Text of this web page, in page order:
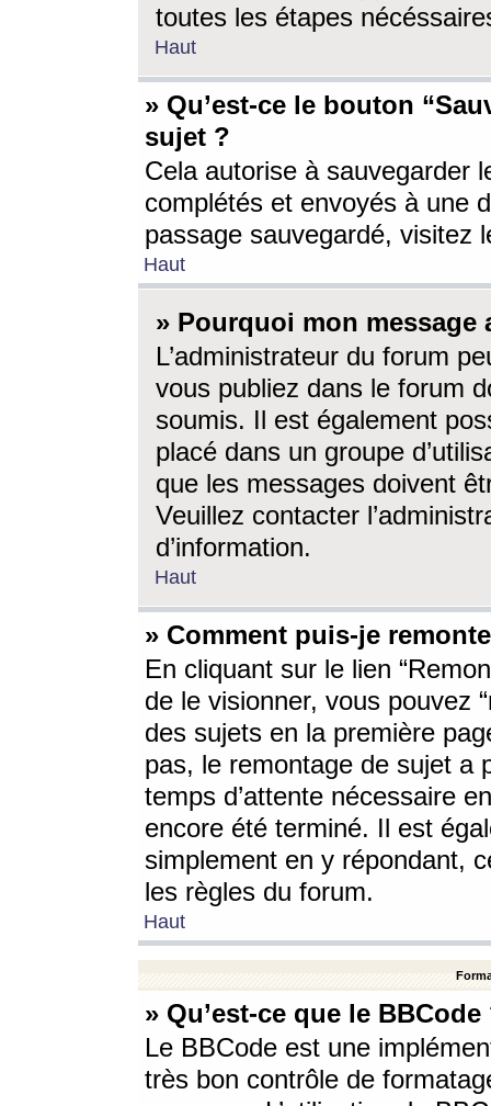
toutes les étapes
Haut
» Qu’est-ce le bouton
sujet ?
Cela autorise à sauvegarder
complétés et envoyés à une
passage sauvegardé, visitez
Haut
» Pourquoi mon message
L’administrateur du forum
vous publiez dans le forum
soumis. Il est également
placé dans un groupe
que les messages doivent
Veuillez contacter
d’information.
Haut
» Comment puis-je
En cliquant sur le lien
de le visionner, vous pouvez
des sujets en la première
pas, le remontage de sujet a
temps d’attente nécessaire
encore été terminé. Il est
simplement en y répondant,
les règles du forum.
Haut
» Qu’est-ce que le BBCode
Le BBCode est une
très bon contrôle de